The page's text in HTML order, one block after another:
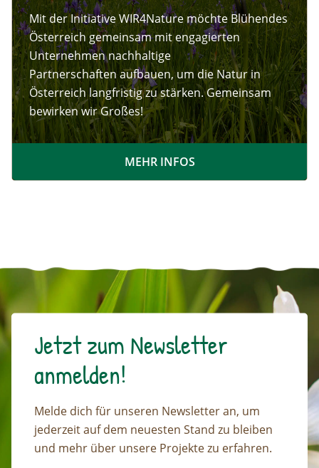
Mit der Initiative WIR4Nature möchte Blühendes
Österreich gemeinsam mit engagierten
Unternehmen nachhaltige
Partnerschaften aufbauen, um die Natur in
Österreich langfristig zu stärken. Gemeinsam
bewirken wir Großes!
MEHR INFOS
Jetzt zum Newsletter
anmelden!
Melde dich für unseren Newsletter an, um
jederzeit auf dem neuesten Stand zu bleiben
und mehr über unsere Projekte zu erfahren.